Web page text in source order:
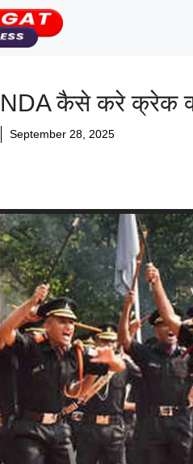
कैसे करे क्रेक क्या
September 28, 2025